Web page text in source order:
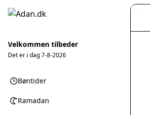
Velkommen tilbeder
Det er i dag7-8-2026
Bøntider
Ramadan